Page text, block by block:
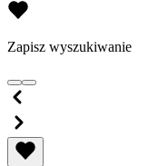
Zapisz wyszukiwanie